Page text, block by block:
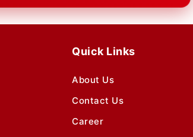
Quick Links
About Us
Contact Us
Career